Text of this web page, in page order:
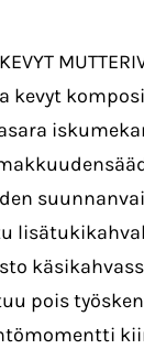
kevyt
pois